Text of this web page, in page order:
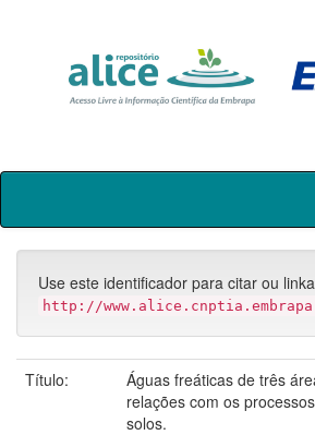
Skip
Use este identificador para citar ou
http://
Título:
Águas freáticas de três
relações com os
solos.